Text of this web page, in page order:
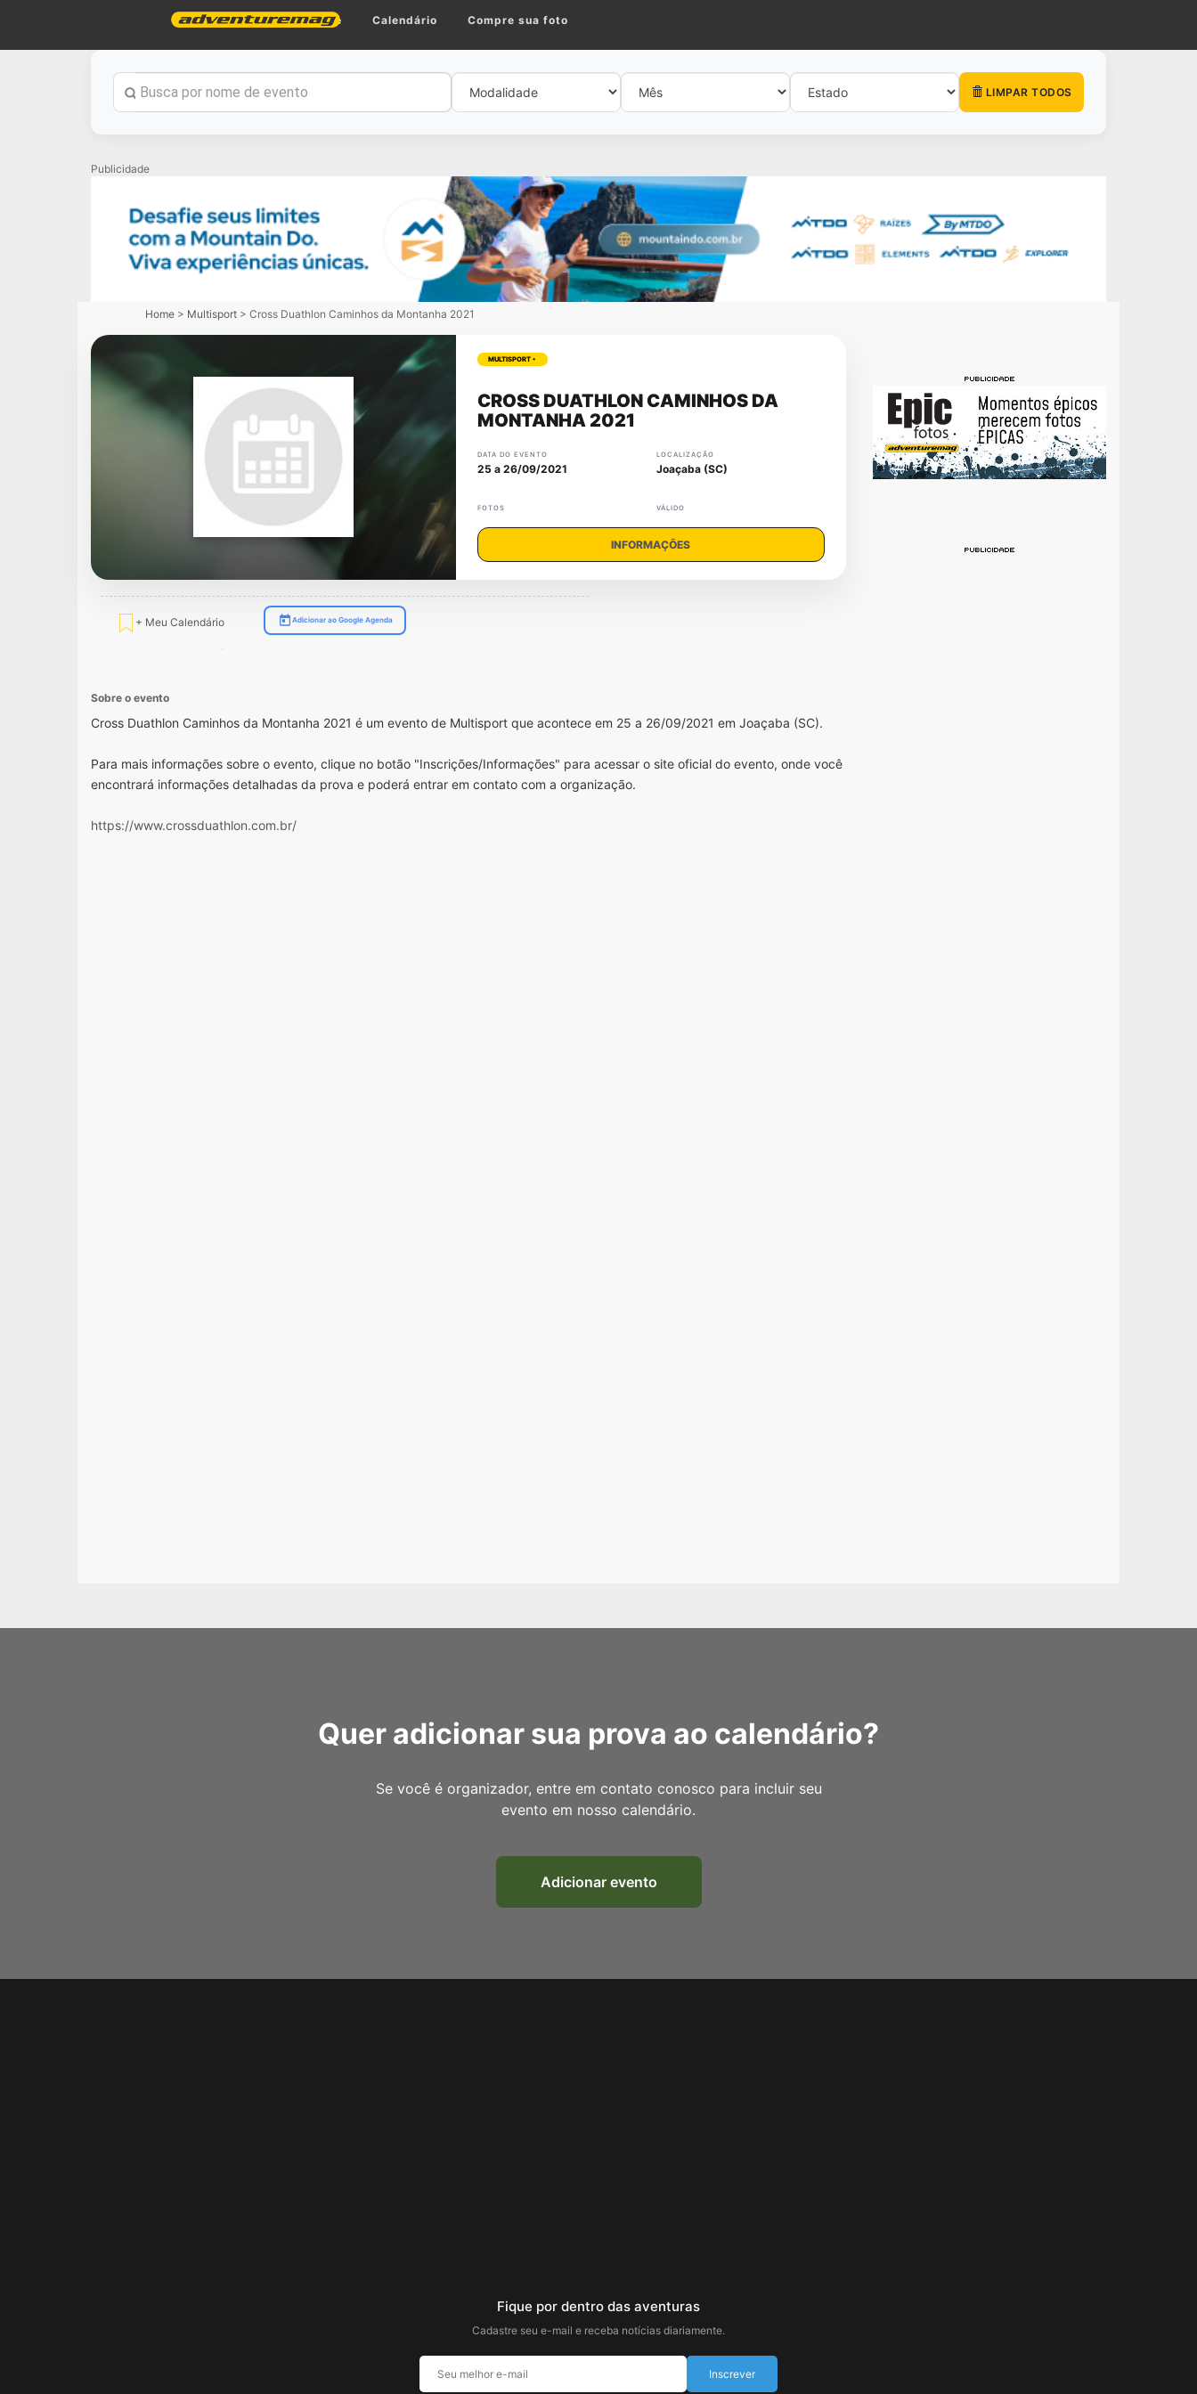
Home Calendário Compre sua foto
LIMPAR TODOS
Publicidade
Home > Multisport > Cross Duathlon Caminhos da Montanha 2021
MULTISPORT •
CROSS DUATHLON CAMINHOS DA
MONTANHA 2021
DATA DO EVENTO
25 a 26/09/2021
LOCALIZAÇÃO
Joaçaba (SC)
FOTOS VÁLIDO
INFORMAÇÕES
+ Meu Calendário Adicionar ao Google Agenda
Sobre o evento
Cross Duathlon Caminhos da Montanha 2021 é um evento de Multisport que acontece em 25 a 26/09/2021 em Joaçaba (SC).
Para mais informações sobre o evento, clique no botão "Inscrições/Informações" para acessar o site oficial do evento, onde você
encontrará informações detalhadas da prova e poderá entrar em contato com a organização.
https://www.crossduathlon.com.br/
Quer adicionar sua prova ao calendário?
Se você é organizador, entre em contato conosco para incluir seu
evento em nosso calendário.
Adicionar evento
Fique por dentro das aventuras
Cadastre seu e-mail e receba notícias diariamente.
Inscrever